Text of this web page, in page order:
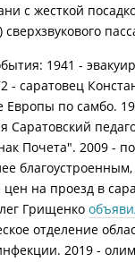
c жесткой
сверхзвукового
1941 -
- саратовец
по самбо.
Саратовский
Почета". 2009 -
на проезд в
Грищенко
отделение
2019 -